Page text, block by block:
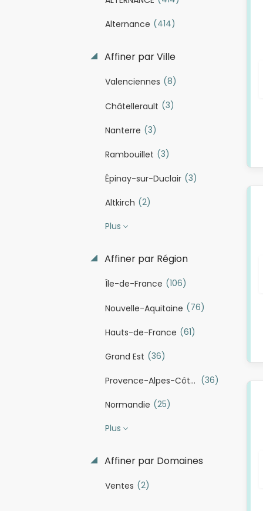
Alternance (414)
Affiner par Ville
Valenciennes (8)
Châtellerault (3)
Nanterre (3)
Rambouillet (3)
Épinay-sur-Duclair (3)
Altkirch (2)
Plus
Affiner par Région
Île-de-France (106)
Nouvelle-Aquitaine (76)
Hauts-de-France (61)
Grand Est (36)
Provence-Alpes-Côte d'Azur (36)
Normandie (25)
Plus
Affiner par Domaines
Ventes (2)